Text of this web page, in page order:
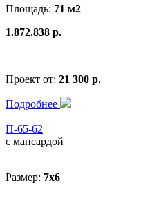
Площадь: 71 м2
1.872.838 р.
Проект от: 21 300 р.
Подробнее
П-65-62
с мансардой
Размер: 7х6